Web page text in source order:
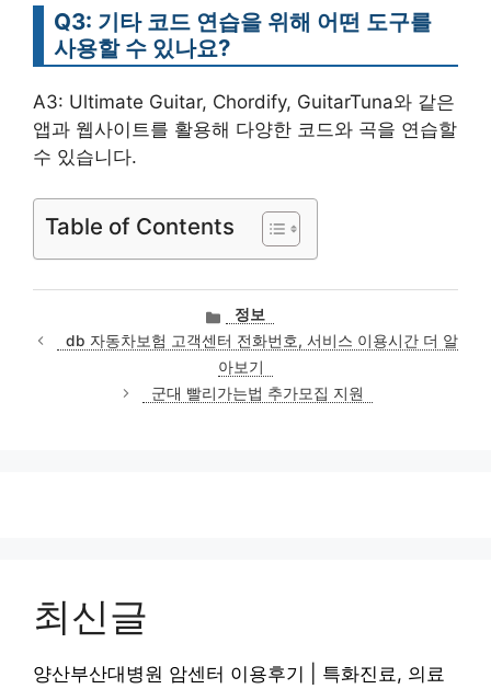
Q3: 기타 코드 연습을 위해 어떤 도구를
사용할 수 있나요?
A3: Ultimate Guitar, Chordify, GuitarTuna와 같은
앱과 웹사이트를 활용해 다양한 코드와 곡을 연습할
수 있습니다.
Table of Contents
카
테
고
리
정보
db 자동차보험 고객센터 전화번호, 서비스 이용시간 더 알
아보기
군대 빨리가는법 추가모집 지원
최신글
양산부산대병원 암센터 이용후기 | 특화진료, 의료